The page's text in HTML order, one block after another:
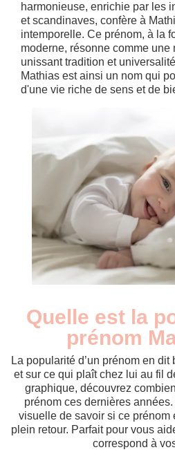
harmonieuse, enrichie par les
et scandinaves, confère à
intemporelle. Ce prénom, à la
moderne, résonne comme une
unissant tradition et
Mathias est ainsi un nom qui
d'une vie riche de sens et de
Quelle est la
prénom
La popularité d’un prénom en
et sur ce qui plaît chez lui au fil
graphique, découvrez
prénom ces dernières
visuelle de savoir si ce prénom
plein retour. Parfait pour vous
correspond à
Année
Nouveaux-
nés
2010
266
2011
251
2012
215
2013
186
2014
177
2015
155